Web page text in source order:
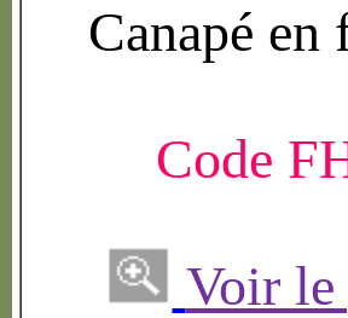
Canapé en
Code
Voir